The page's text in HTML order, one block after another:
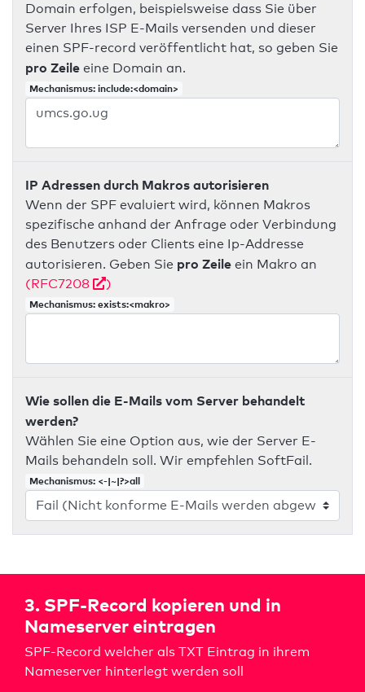
Domain erfolgen, beispielsweise dass Sie über
Server Ihres ISP E-Mails versenden und dieser
einen SPF-record veröffentlicht hat, so geben Sie
pro Zeile eine Domain an.
Mechanismus: include:<domain>
IP Adressen durch Makros autorisieren
Wenn der SPF evaluiert wird, können Makros
spezifische anhand der Anfrage oder Verbindung
des Benutzers oder Clients eine Ip-Addresse
autorisieren. Geben Sie pro Zeile ein Makro an
(RFC7208
)
Mechanismus: exists:<makro>
Wie sollen die E-Mails vom Server behandelt
werden?
Wählen Sie eine Option aus, wie der Server E-
Mails behandeln soll. Wir empfehlen SoftFail.
Mechanismus: <-|~|?>all
3. SPF-Record kopieren und in
Nameserver eintragen
SPF-Record welcher als TXT Eintrag in ihrem
Nameserver hinterlegt werden soll